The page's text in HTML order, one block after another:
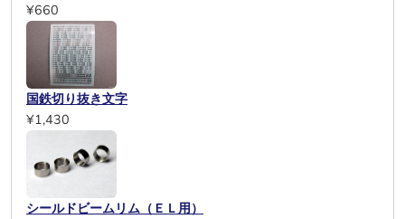
¥660
国鉄切り抜き文字
¥1,430
シールドビームリム（ＥＬ用）